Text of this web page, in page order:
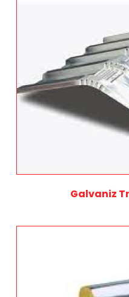
Galvaniz